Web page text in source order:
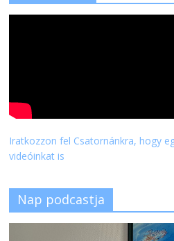
Iratkozzon fel Csatornánkra, hogy
videóinkat is
Nap podcastja